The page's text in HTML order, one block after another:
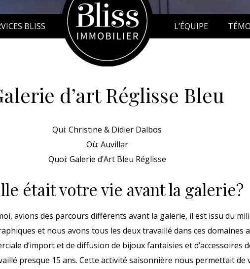
BLISS L’ÉQUIPE
d’art Réglisse Bleu
Qui: Christine & Didier Dalbos
Où: Auvillar
Quoi: Galerie d’Art Bleu Réglisse
était votre vie avant la galerie?
avions des parcours différents avant la galerie, il est issu du
et nous avons tous les deux travaillé dans ces domaines
d’import et de diffusion de bijoux fantaisies et d’accessoires
presque 15 ans. Cette activité saisonnière nous permettait de